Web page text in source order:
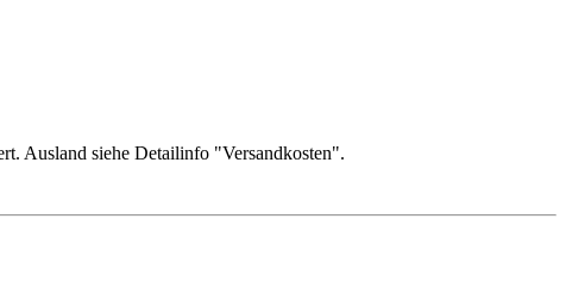
Ausland siehe Detailinfo "Versandkosten".